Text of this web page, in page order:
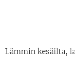
Lämmin kesäilta,